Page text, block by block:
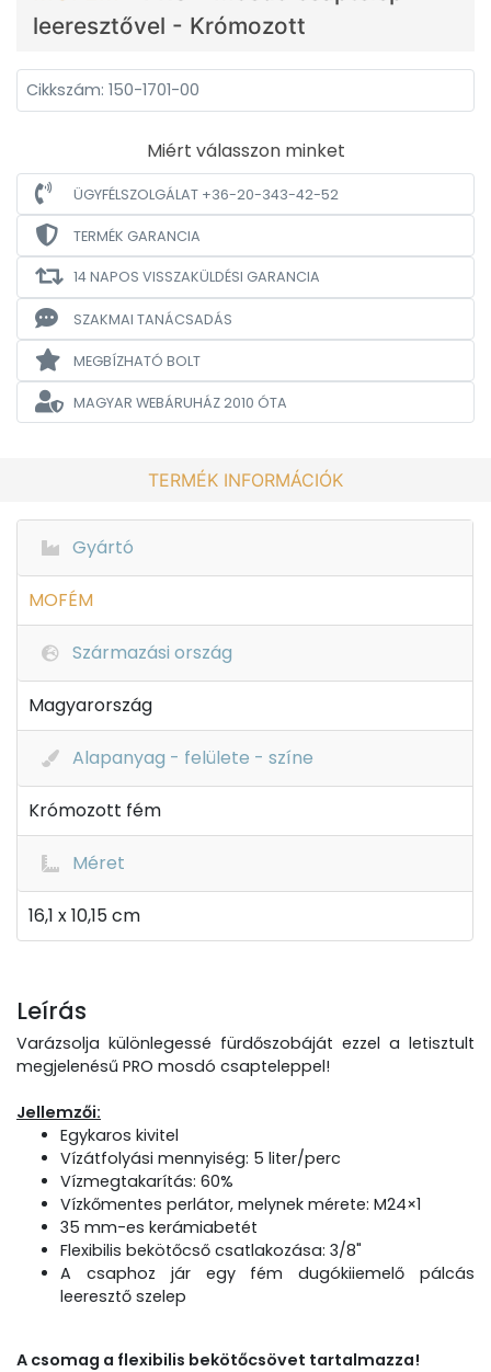
leeresztővel - Krómozott
Cikkszám: 150-1701-00
Miért válasszon minket
ÜGYFÉLSZOLGÁLAT +36-20-343-42-52
TERMÉK GARANCIA
14 NAPOS VISSZAKÜLDÉSI GARANCIA
SZAKMAI TANÁCSADÁS
MEGBÍZHATÓ BOLT
MAGYAR WEBÁRUHÁZ2010 ÓTA
TERMÉK INFORMÁCIÓK
Gyártó
MOFÉM
Származási ország
Magyarország
Alapanyag - felülete - színe
Krómozott fém
Méret
16,1 x 10,15 cm
Leírás
Varázsolja különlegessé fürdőszobáját ezzel a letisztult
megjelenésű PRO mosdó csapteleppel!
Jellemzői:
Egykaros kivitel
Vízátfolyási mennyiség: 5 liter/perc
Vízmegtakarítás: 60%
Vízkőmentes perlátor, melynek mérete: M24×1
35 mm-es kerámiabetét
Flexibilis bekötőcső csatlakozása: 3/8"
A csaphoz jár egy fém dugókiiemelő pálcás
leeresztő szelep
A csomag a flexibilis bekötőcsövet tartalmazza!